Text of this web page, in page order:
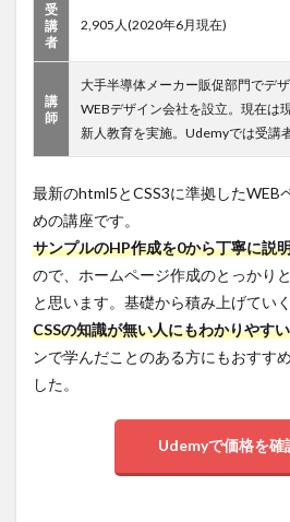
受
講
者
2,905人(2020年6月現在)
講
師
大手半導体メーカー販促部門でデ
WEBデザイン会社を設立。現在は
新人教育を実施。Udemyでは受講
最新のhtml5とCSS3に準拠したWEB
めの講座です。
サンプルのHP作成を0から丁寧に説
ので、ホームページ作成のとっかり
と思います。基礎から積み上げてい
CSSの知識が無い人にもわかりやすい
ンで学んだことのある方にもおすす
した。
Udemyで価格を確